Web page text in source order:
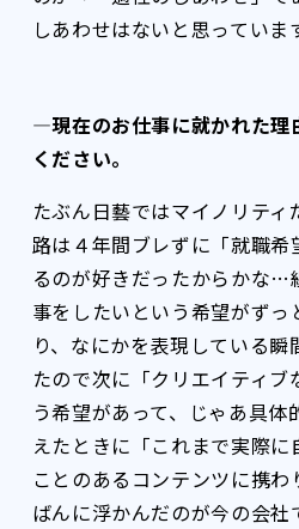
しあわせはないと思っていま
―現在のお仕事に就かれた理
ください。
たぶん日藝ではマイノリテ
路は４年間ブレずに「就職
るのが好きだったからかな…
事をしたいという希望がず
り、なにかを表現している
たので次に「クリエイティ
う希望があって、じゃあ具
えたときに「これまで実際
ことのあるコンテンツに携わ
ばんに浮かんだのが今の会